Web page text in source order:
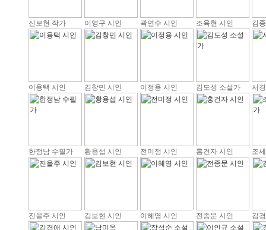
신보현 작가 이영구 시인 곽연수 시인 조육현 시인 김
이용택 시인 김창민 시인 이정용 시인 김도성 소설가 서
한정남 수필가 황용섭 시인 전미정 시인 홍건자 시인 조
진을주 시인 김보현 시인 이혜영 시인 전종문 시인 김